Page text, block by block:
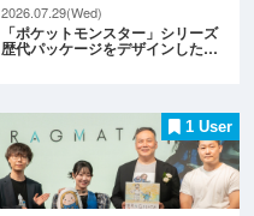
2026.07.29(Wed)
「ポケットモンスター」シリーズ
歴代パッケージをデザインした…
1 User